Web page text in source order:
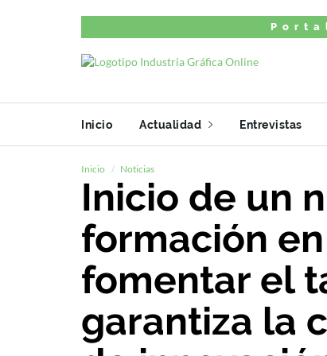
Inicio Actualidad Entrevistas
Inicio Noticias
Inicio de un
formación en
fomentar el
garantiza la